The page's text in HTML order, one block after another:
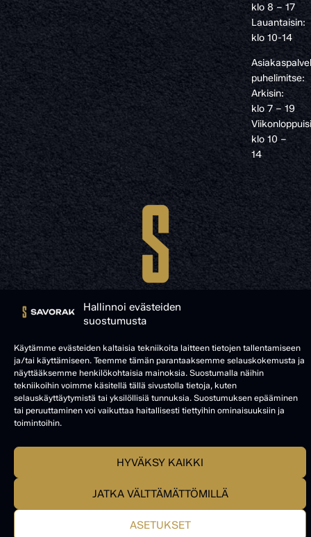
Hallinnoi evästeiden
suostumusta
Käytämme evästeiden kaltaisia tekniikoita laitteen tietojen tallentamiseen
ja/tai käyttämiseen. Teemme tämän parantaaksemme selauskokemusta ja
näyttääksemme henkilökohtaisia mainoksia. Suostumalla näihin
tekniikoihin voimme käsitellä tällä sivustolla tietoja, kuten
selauskäyttäytymistä tai yksilöllisiä tunnuksia. Suostumuksen epääminen
tai peruuttaminen voi vaikuttaa haitallisesti tiettyihin ominaisuuksiin ja
toimintoihin.
HYVÄKSY KAIKKI
JATKA VÄLTTÄMÄTTÖMILLÄ
ASETUKSET
klo 8 – 17
Lauantaisin:
klo 10-14
puhelimitse:
Arkisin:
klo 7 – 19
klo 10 –
14
© SAVORAK 2025